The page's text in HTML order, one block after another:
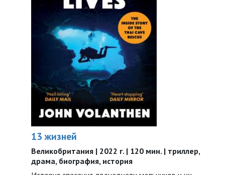
13 жизней
Великобритания | 2022 г. | 120 мин. | триллер,
драма, биография, история